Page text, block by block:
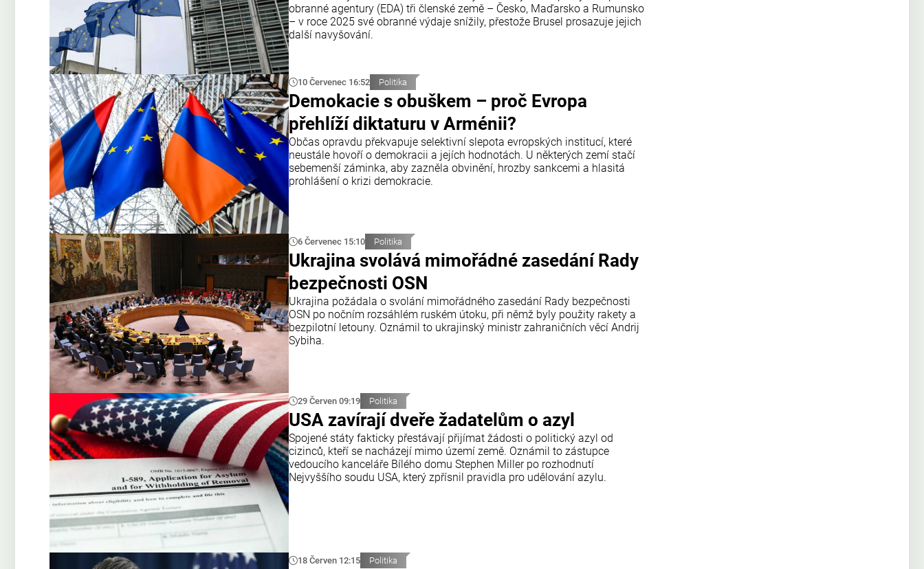
obranné agentury (EDA) tři členské země – Česko, Maďarsko a Rumunsko
– v roce 2025 své obranné výdaje snížily, přestože Brusel prosazuje jejich
další navyšování.
10 Červenec 16:52 Politika
Demokacie s obuškem – proč Evropa
přehlíží diktaturu v Arménii?
Občas opravdu překvapuje selektivní slepota evropských institucí, které
neustále hovoří o demokracii a jejích hodnotách. U některých zemí stačí
sebemenší záminka, aby zazněla obvinění, hrozby sankcemi a hlasitá
prohlášení o krizi demokracie.
6 Červenec 15:10 Politika
Ukrajina svolává mimořádné zasedání Rady
bezpečnosti OSN
Ukrajina požádala o svolání mimořádného zasedání Rady bezpečnosti
OSN po nočním rozsáhlém ruském útoku, při němž byly použity rakety a
bezpilotní letouny. Oznámil to ukrajinský ministr zahraničních věcí Andrij
Sybiha.
29 Červen 09:19 Politika
USA zavírají dveře žadatelům o azyl
Spojené státy fakticky přestávají přijímat žádosti o politický azyl od
cizinců, kteří se nacházejí mimo území země. Oznámil to zástupce
vedoucího kanceláře Bílého domu Stephen Miller po rozhodnutí
Nejvyššího soudu USA, který zpřísnil pravidla pro udělování azylu.
18 Červen 12:15 Politika